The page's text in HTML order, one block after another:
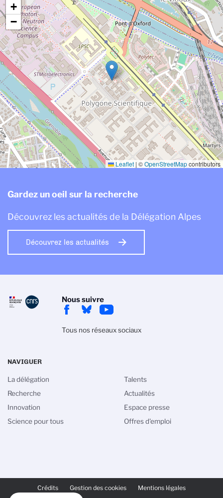
+
−
Leaflet | ©OpenStreetMapcontributors
Gardez un oeil sur la recherche
Découvrez les actualités de la Délégation Alpes
Découvrez les actualités
Nous suivre
Tous nos réseaux sociaux
PAGE
Crédits Gestion des cookies Mentions légales
NAVIGUER
La délégation
Recherche
Innovation
Science pour tous
Talents
Actualités
Espace presse
Offres d'emploi